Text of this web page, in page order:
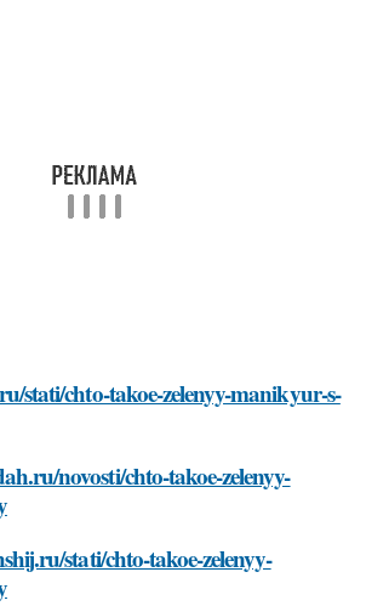
stati/chto-takoe-zelenyy-manikyur-s-
novosti/chto-takoe-zelenyy-
stati/chto-takoe-zelenyy-